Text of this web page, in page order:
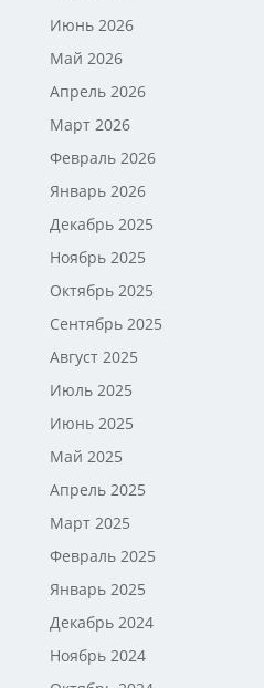
Июнь 2026
Май 2026
Апрель 2026
Март 2026
Февраль 2026
Январь 2026
Декабрь 2025
Ноябрь 2025
Октябрь 2025
Сентябрь 2025
Август 2025
Июль 2025
Июнь 2025
Май 2025
Апрель 2025
Март 2025
Февраль 2025
Январь 2025
Декабрь 2024
Ноябрь 2024